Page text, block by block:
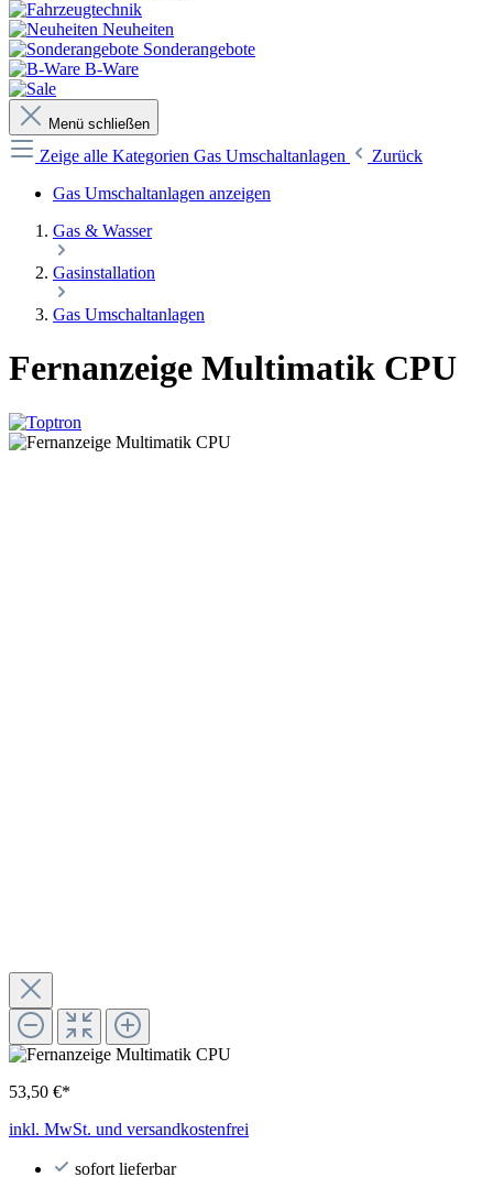
Neuheiten
Sonderangebote
B-Ware
Menü schließen
Zeige alle Kategorien Gas Umschaltanlagen
Zurück
Gas Umschaltanlagen anzeigen
Gas & Wasser
Gasinstallation
Gas Umschaltanlagen
Fernanzeige Multimatik CPU
53,50 €*
inkl. MwSt. und versandkostenfrei
sofort lieferbar